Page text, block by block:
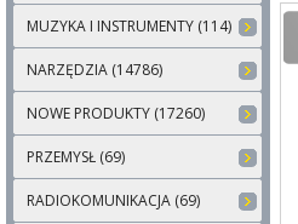
MUZYKA I INSTRUMENTY (114)
NARZĘDZIA (14786)
NOWE PRODUKTY (17260)
PRZEMYSŁ (69)
RADIOKOMUNIKACJA (69)